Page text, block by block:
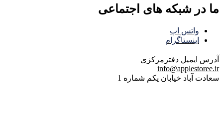
ما در شبکه های اجتماعی
واتس اپ
اینستاگرام
آدرس ایمیل دفترمرکزی
info@applestoree.ir
سعادت آباد خیابان یکم شماره 1